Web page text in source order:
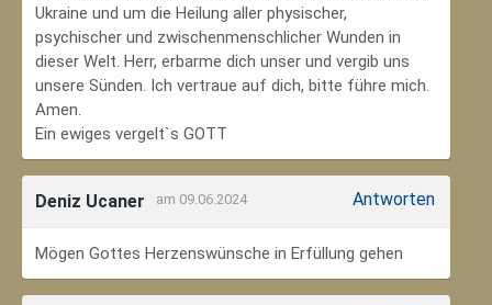
Ukraine und um die Heilung aller physischer,
psychischer und zwischenmenschlicher Wunden in
dieser Welt. Herr, erbarme dich unser und vergib uns
unsere Sünden. Ich vertraue auf dich, bitte führe mich.
Amen.
Ein ewiges vergelt`s GOTT
Deniz Ucaner am 09.06.2024 Antworten
Mögen Gottes Herzenswünsche in Erfüllung gehen